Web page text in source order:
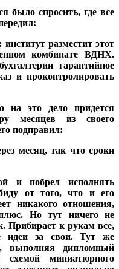
было спросить, где все
разместит этот
комбинате ВДНХ.
гарантийное
и проконтролировать
на это дело придется
месяцев из своего
подправил:
месяц, так что сроки
и побрел исполнять
от того, что и его
никакого отношения,
Но тут ничего не
Прибирает к рукам все,
идеи за свои. Тут же
выполняя дипломный
миниатюрного